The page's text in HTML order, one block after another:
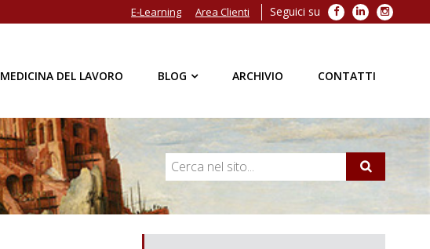
Seguici su Facebook
LinkedIn
E-Learning Area Clienti
MEDICINA DEL LAVORO BLOG ARCHIVIO CONTATTI